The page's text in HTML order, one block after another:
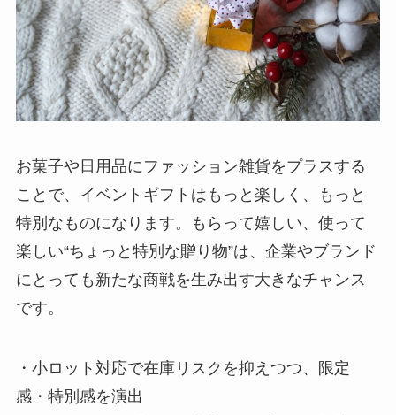
お菓子や日用品にファッション雑貨をプラスする
ことで、イベントギフトはもっと楽しく、もっと
特別なものになります。もらって嬉しい、使って
楽しい“ちょっと特別な贈り物”は、企業やブランド
にとっても新たな商戦を生み出す大きなチャンス
です。
・小ロット対応で在庫リスクを抑えつつ、限定
感・特別感を演出